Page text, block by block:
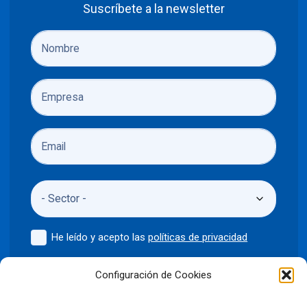
Configuración de Cookies
Suscríbete a la newsletter
He leído y acepto laspolíticas de privacidad
Enviar